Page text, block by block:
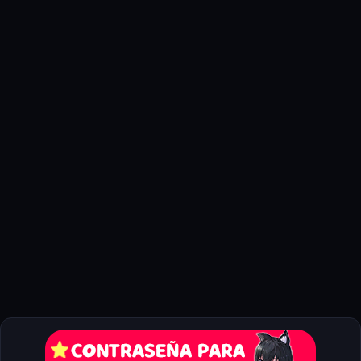
ahora es posible explorar Hyrule junto a amigos. Algunos de
los mods más conocidos para esta función son: